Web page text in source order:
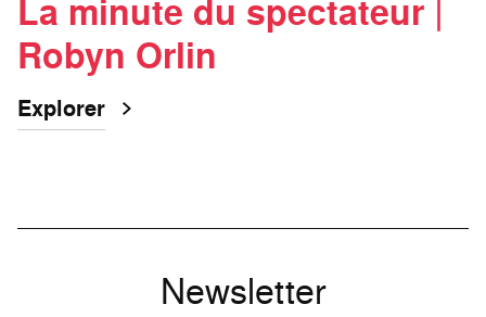
La minute du spectateur |
Robyn Orlin
Explorer
Newsletter